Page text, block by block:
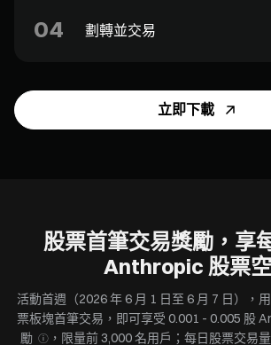
04 劃轉並交易
立即下載
股票首筆交易獎勵，享
Anthropic 股票
活動首週（2026 年 6 月 1 日至 6 月 7 日），
票板塊首筆交易，即可享受 0.001 - 0.005 股
勵 ⓘ，限量前 3,000 名用戶；每日股票交易